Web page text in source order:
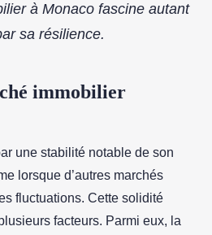
à Monaco fascine autant
sa résilience.
immobilier
une stabilité notable de son
lorsque d’autres marchés
fluctuations. Cette solidité
facteurs. Parmi eux, la